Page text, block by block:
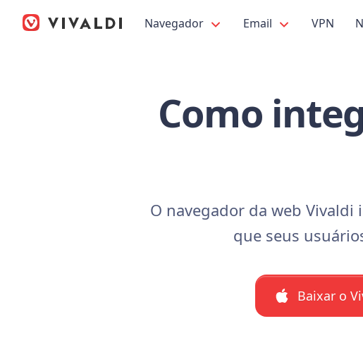
Navegador Email VPN
Como
O navegador da web
que seus
Baixar o